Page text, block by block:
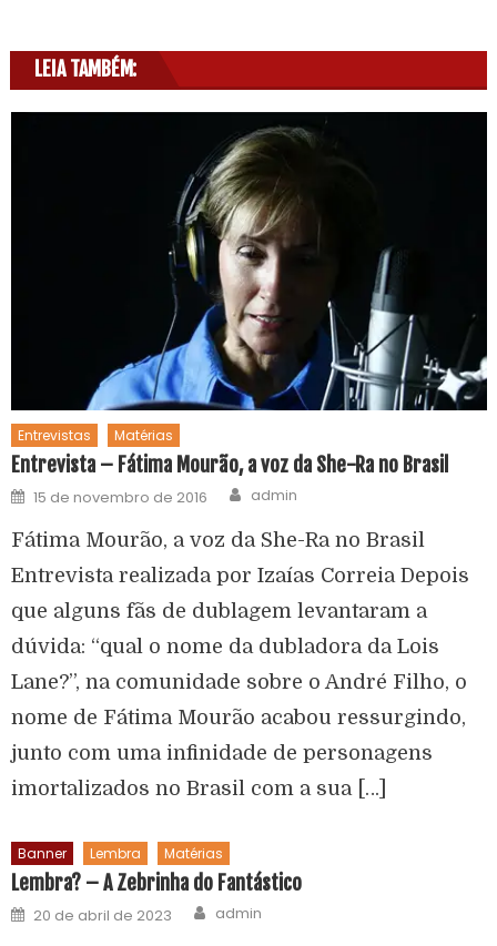
LEIA TAMBÉM:
Entrevistas Matérias
Entrevista – Fátima Mourão, a voz da She-Ra no Brasil
15 de novembro de 2016 admin
Fátima Mourão, a voz da She-Ra no Brasil
Entrevista realizada por Izaías Correia Depois
que alguns fãs de dublagem levantaram a
dúvida: “qual o nome da dubladora da Lois
Lane?”, na comunidade sobre o André Filho, o
nome de Fátima Mourão acabou ressurgindo,
junto com uma infinidade de personagens
imortalizados no Brasil com a sua […]
Banner Lembra Matérias
Lembra? – A Zebrinha do Fantástico
20 de abril de 2023 admin